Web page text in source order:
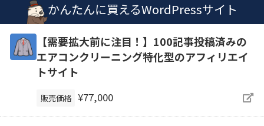
かんたんに買えるWordPressサイト
【需要拡大前に注目！】100記事投稿済みの
エアコンクリーニング特化型のアフィリエイ
トサイト
販売価格 ¥77,000